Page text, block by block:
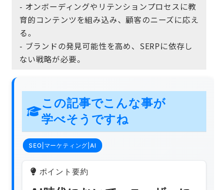
- オンボーディングやリテンションプロセスに教
育的コンテンツを組み込み、顧客のニーズに応え
る。
- ブランドの発見可能性を高め、SERPに依存し
ない戦略が必要。
この記事でこんな事が
学べそうですね
SEO|マーケティング|AI
ポイント要約